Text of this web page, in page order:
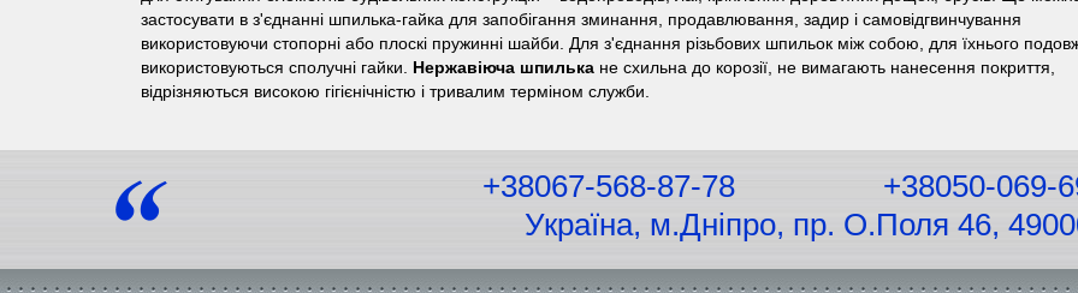
застосувати в з'єднанні шпилька-гайка для запобігання зминання, продавлювання, задир і самовідгвинчування
використовуючи стопорні або плоскі пружинні шайби. Для з'єднання різьбових шпильок між собою, для їхнього
використовуються сполучні гайки. Нержавіюча шпилькане схильна до корозії, не вимагають нанесення покриття,
відрізняються високою гігієнічністю і тривалим терміном служби.
+38067-568-87-78
+38050-069-
Україна, м.Дніпро, пр. O.Поля 46,